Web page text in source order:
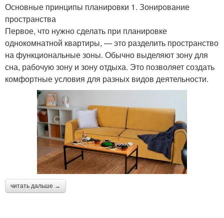
Основные принципы планировки 1. Зонирование
пространства
Первое, что нужно сделать при планировке
однокомнатной квартиры, — это разделить пространство
на функциональные зоны. Обычно выделяют зону для
сна, рабочую зону и зону отдыха. Это позволяет создать
комфортные условия для разных видов деятельности.
читать дальше →